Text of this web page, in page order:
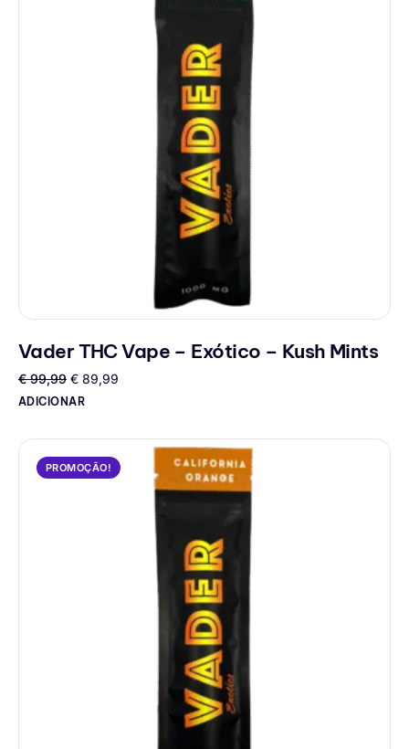
Vader THC Vape – Exótico – Kush Mints
€99,99 € 89,99
ADICIONAR
PROMOÇÃO!